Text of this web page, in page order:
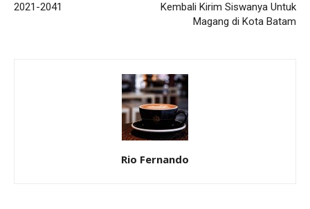
2021-2041
Kembali Kirim Siswanya Untuk
Magang di Kota Batam
Rio Fernando